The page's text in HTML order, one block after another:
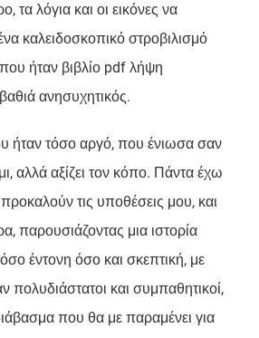
τα λόγια και οι εικόνες να
καλειδοσκοπικό στροβιλισμό
ήταν βιβλίο pdf λήψη
ανησυχητικός.
ήταν τόσο αργό, που ένιωσα σαν
αλλά αξίζει τον κόπο. Πάντα έχω
τις υποθέσεις μου, και
παρουσιάζοντας μια ιστορία
έντονη όσο και σκεπτική, με
πολυδιάστατοι και συμπαθητικοί,
που θα με παραμένει για